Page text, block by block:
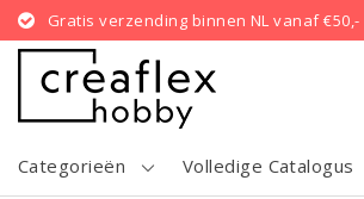
Gratis verzending binnen NL vanaf €50,-
Categorieën Volledige Catalogus